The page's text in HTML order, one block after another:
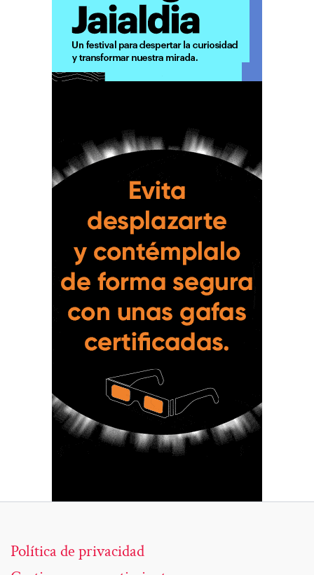
Política de privacidad